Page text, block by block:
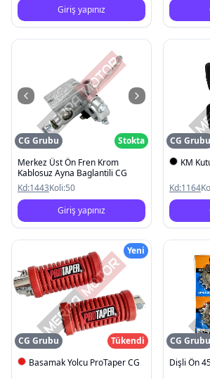
Giriş yapınız
CG Grubu
Stokta
Merkez Üst Ön Fren Krom
Kablosuz Ayna Baglantili CG
Kd:1443Koli:50
Giriş yapınız
CG Grubu
KM
Kd:1164
Yeni
CG Grubu
Tükendi
Basamak Yolcu ProTaper CG
CG Grubu
Dişli Ön